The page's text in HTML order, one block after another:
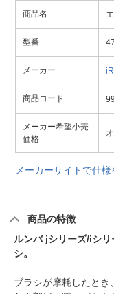
商品名
型番
メーカー
商品コード
メーカー希望小売
価格
メーカーサイトで仕様
商品の特徴
ルンバ jシリーズ/iシリ
シ。
ブラシが摩耗したと